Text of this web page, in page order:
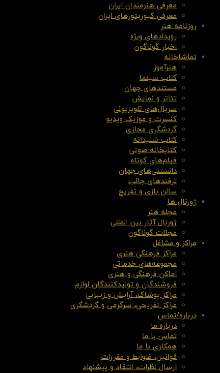
معرفی هنرمندان ایران
معرفی کیوریتورهای ایران
روزنامه هنر
رویدادهای ویژه
اخبار گوناگون
تماشاخانه
هنرآموز
کلاب سینما
مستندهای جهان
تئاتر و نمایش
سریال‌های تلویزیونی
کنسرت و موزیک ویدیو
گردشگری مجازی
کلاب شنیدانه
کتابخانه صوتی
فیلم‌های کوتاه
دانستنی‌های جهان
ترفندهای جالب
سالن بازی و تفریح
ژورنال ها
مجله هنر
ژورنال آثار بین المللی
مجلات گوناگون
مراکز و مشاغل
مراکز فرهنگی هنری
مجموعه‌های خدماتی
اماکن فرهنگی و هنری
فروشندگان و تولیدکنندگان لوازم
مراکز پوشاک، آرایش و زیبایی
مراکز تفریحی، سرگرمی و گردشگری
درباره/تماس
درباره ما
تماس با ما
همکاری با ما
قوانین، ضوابط و مقررات
ارسال نظرات، انتقاد و پیشنهاد